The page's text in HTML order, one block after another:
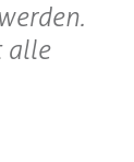
alle